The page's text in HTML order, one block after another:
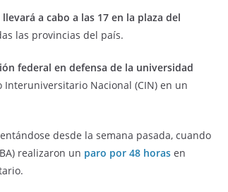
llevará a cabo a las 17 en la plaza del
las provincias del país.
federal en defensa de la universidad
Interuniversitario Nacional (CIN) en un
desde la semana pasada, cuando
realizaron un paro por 48 horas en